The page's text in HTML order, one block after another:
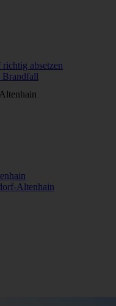
absetzen
Brandfall
Altenhain